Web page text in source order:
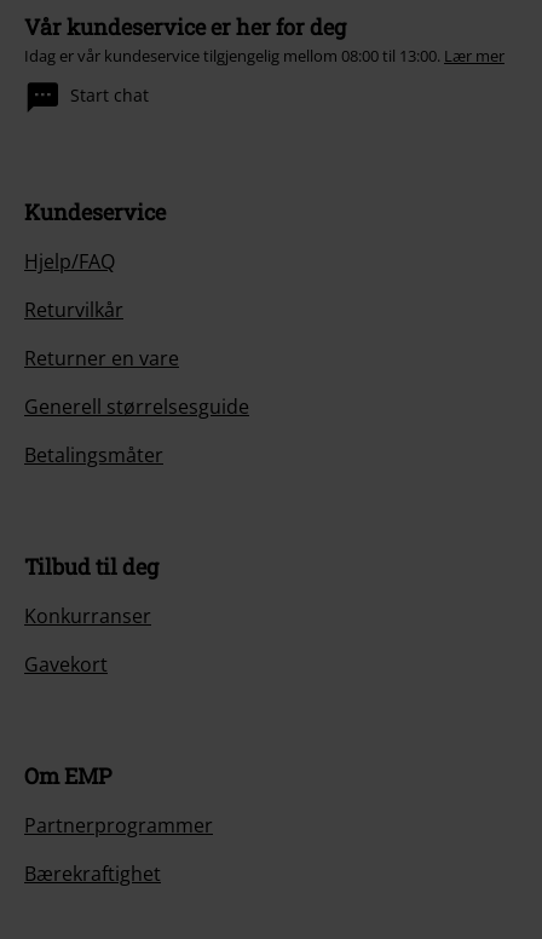
Vår kundeservice er her for deg
Idag er vår kundeservice tilgjengelig mellom 08:00 til 13:00. Lær mer
Start chat
Kundeservice
Hjelp/FAQ
Returvilkår
Returner en vare
Generell størrelsesguide
Betalingsmåter
Tilbud til deg
Konkurranser
Gavekort
Om EMP
Partnerprogrammer
Bærekraftighet